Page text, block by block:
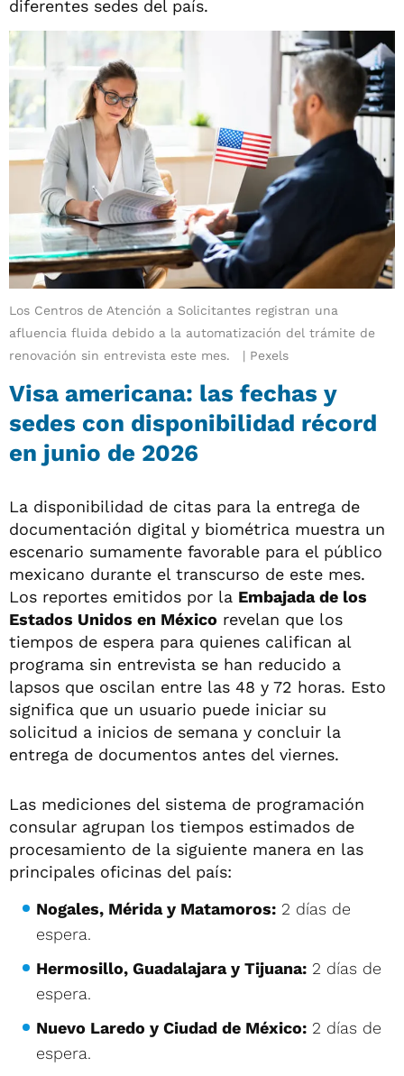
diferentes sedes del país.
Los Centros de Atención a Solicitantes registran una
afluencia fluida debido a la automatización del trámite de
renovación sin entrevista este mes.
Pexels
Visa americana: las fechas y
sedes con disponibilidad récord
en junio de 2026
La disponibilidad de citas para la entrega de
documentación digital y biométrica muestra un
escenario sumamente favorable para el público
mexicano durante el transcurso de este mes.
Los reportes emitidos por la Embajada de los
Estados Unidos en México revelan que los
tiempos de espera para quienes califican al
programa sin entrevista se han reducido a
lapsos que oscilan entre las 48 y 72 horas. Esto
significa que un usuario puede iniciar su
solicitud a inicios de semana y concluir la
entrega de documentos antes del viernes.
Las mediciones del sistema de programación
consular agrupan los tiempos estimados de
procesamiento de la siguiente manera en las
principales oficinas del país:
Nogales, Mérida y Matamoros: 2 días de
espera.
Hermosillo, Guadalajara y Tijuana: 2 días de
espera.
Nuevo Laredo y Ciudad de México: 2 días de
espera.